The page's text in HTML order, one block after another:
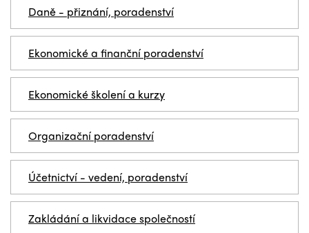
Daně - přiznání, poradenství
Ekonomické a finanční poradenství
Ekonomické školení a kurzy
Organizační poradenství
Účetnictví - vedení, poradenství
Zakládání a likvidace společností